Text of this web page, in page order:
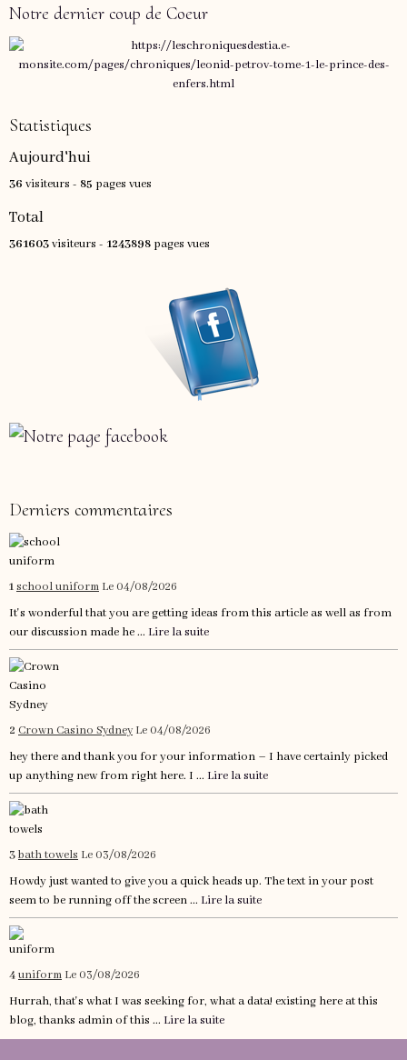
Notre dernier coup de Coeur
Statistiques
Aujourd'hui
36 visiteurs - 85 pages vues
Total
361603visiteurs - 1243898 pages vues
Derniers commentaires
1school uniform Le 04/08/2026
It's wonderful that you are getting ideas from this article as well as from
our discussion made he ... Lire la suite
2 Crown Casino Sydney Le 04/08/2026
hey there and thank you for your information – I have certainly picked
up anything new from right here. I ... Lire la suite
3bath towels Le 03/08/2026
Howdy just wanted to give you a quick heads up. The text in your post
seem to be running off the screen ... Lire la suite
4uniform Le 03/08/2026
Hurrah, that's what I was seeking for, what a data! existing here at this
blog, thanks admin of this ... Lire la suite